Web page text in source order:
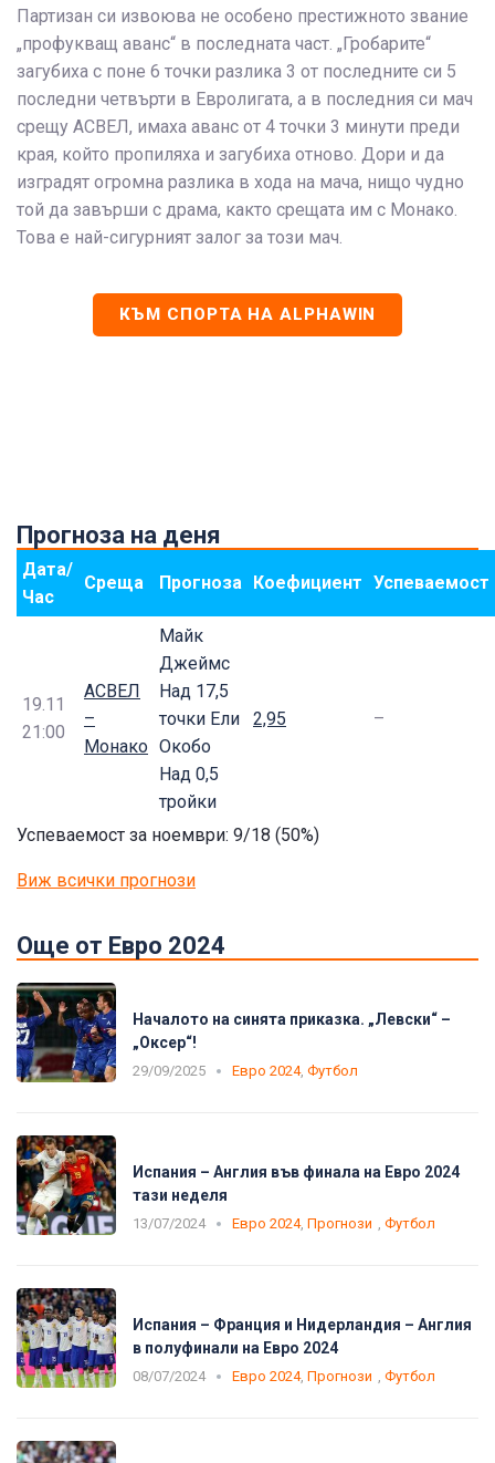
Партизан си извоюва не особено престижното звание
„профукващ аванс“ в последната част. „Гробарите“
загубиха с поне 6 точки разлика 3 от последните си 5
последни четвърти в Евролигата, а в последния си мач
срещу АСВЕЛ, имаха аванс от 4 точки 3 минути преди
края, който пропиляха и загубиха отново. Дори и да
изградят огромна разлика в хода на мача, нищо чудно
той да завърши с драма, както срещата им с Монако.
Това е най-сигурният залог за този мач.
КЪМ СПОРТА НА ALPHAWIN
Прогноза на деня
Дата/
Час
Среща Прогноза Коефициент Успеваемост
19.11
21:00
АСВЕЛ
–
Монако
Майк
Джеймс
Над 17,5
точки Ели
Окобо
Над 0,5
тройки
2,95 –
Успеваемост за ноември: 9/18 (50%)
Виж всички прогнози
Още от Евро 2024
Началото на синята приказка. „Левски“ –
„Оксер“!
29/09/2025 Евро 2024, Футбол
Испания – Англия във финала на Евро 2024
тази неделя
13/07/2024 Евро 2024, Прогнози Футбол
Испания – Франция и Нидерландия – Англия
в полуфинали на Евро 2024
08/07/2024 Евро 2024, Прогнози Футбол